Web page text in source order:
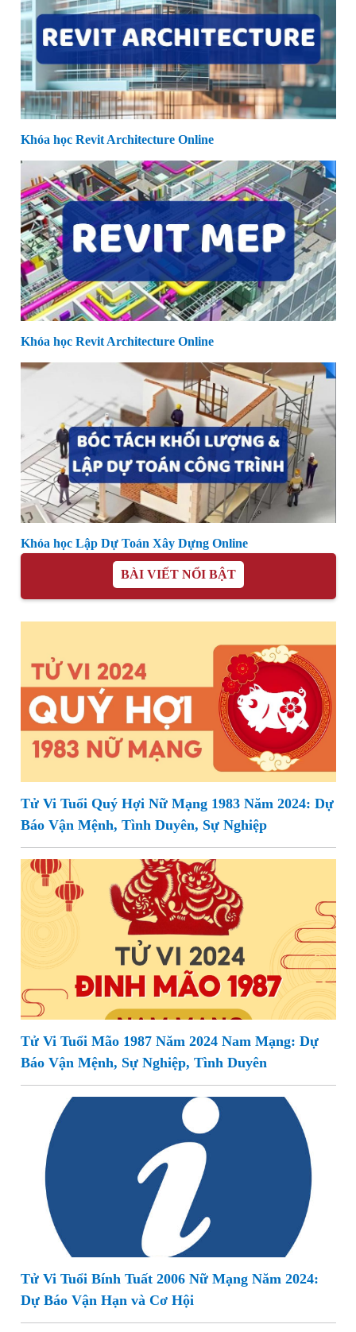
Khóa học Revit Architecture Online
Khóa học Revit Architecture Online
Khóa học Lập Dự Toán Xây Dựng Online
BÀI VIẾT NỔI BẬT
Tử Vi Tuổi Quý Hợi Nữ Mạng 1983 Năm 2024: Dự
Báo Vận Mệnh, Tình Duyên, Sự Nghiệp
Tử Vi Tuổi Mão 1987 Năm 2024 Nam Mạng: Dự
Báo Vận Mệnh, Sự Nghiệp, Tình Duyên
Tử Vi Tuổi Bính Tuất 2006 Nữ Mạng Năm 2024:
Dự Báo Vận Hạn và Cơ Hội